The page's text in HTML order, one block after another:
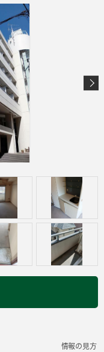
情報の見方